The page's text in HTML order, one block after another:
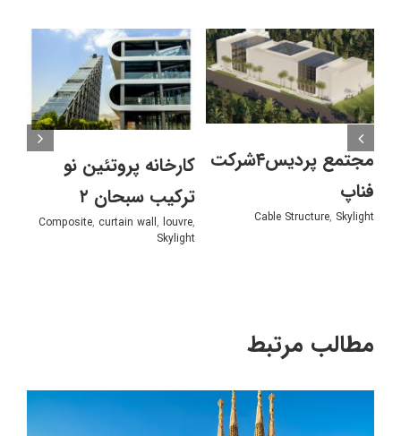
مجتمع پردیس۴شرکت
فناپ
Cable Structure, Skylight
کارخانه پروتئین نو
ترکیب سبحان ۲
Composite, curtain wall, louvre,
Skylight
مطالب مرتبط